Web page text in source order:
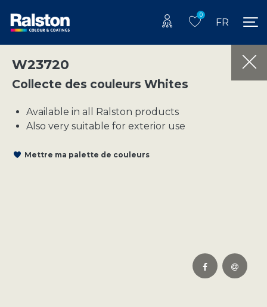
0
FR
W23720
Collecte des couleurs Whites
Available in all Ralston products
Also very suitable for exterior use
Mettre ma palette de couleurs